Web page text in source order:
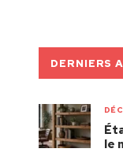
DERNIERS
le